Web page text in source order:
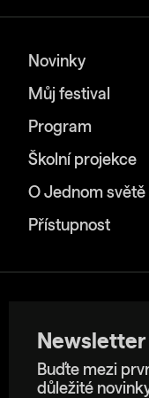
Novinky
Můj festival
Program
Školní projekce
O Jednom světě
Přístupnost
Newsletter
Buďte mezi
důležité